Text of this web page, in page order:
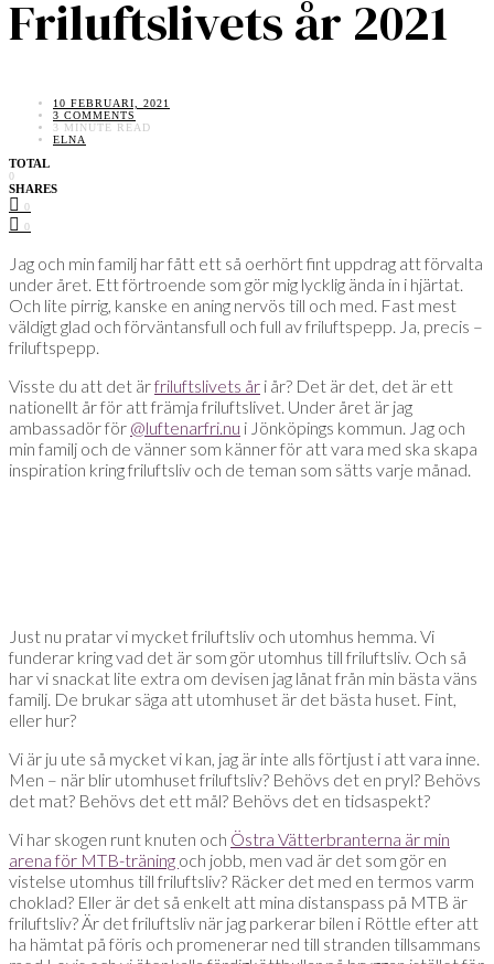
Friluftslivets år 2021
10 FEBRUARI, 2021
3 COMMENTS
3 MINUTE READ
ELNA
TOTAL
0
SHARES
0
0
Jag och min familj har fått ett så oerhört fint uppdrag att förvalta
under året. Ett förtroende som gör mig lycklig ända in i hjärtat.
Och lite pirrig, kanske en aning nervös till och med. Fast mest
väldigt glad och förväntansfull och full av friluftspepp. Ja, precis –
friluftspepp.
Visste du att det ärfriluftslivets år i år? Det är det, det är ett
nationellt år för att främja friluftslivet. Under året är jag
ambassadör för @luftenarfri.nu i Jönköpings kommun. Jag och
min familj och de vänner som känner för att vara med ska skapa
inspiration kring friluftsliv och de teman som sätts varje månad.
Just nu pratar vi mycket friluftsliv och utomhus hemma. Vi
funderar kring vad det är som gör utomhus till friluftsliv. Och så
har vi snackat lite extra om devisen jag lånat från min bästa väns
familj. De brukar säga att utomhuset är det bästa huset. Fint,
eller hur?
Vi är ju ute så mycket vi kan, jag är inte alls förtjust i att vara inne.
Men – när blir utomhuset friluftsliv? Behövs det en pryl? Behövs
det mat? Behövs det ett mål? Behövs det en tidsaspekt?
Vi har skogen runt knuten och Östra Vätterbranterna är min
arena för MTB-träning och jobb, men vad är det som gör en
vistelse utomhus till friluftsliv? Räcker det med en termos varm
choklad? Eller är det så enkelt att mina distanspass på MTB är
friluftsliv? Är det friluftsliv när jag parkerar bilen i Röttle efter att
ha hämtat på föris och promenerar ned till stranden tillsammans